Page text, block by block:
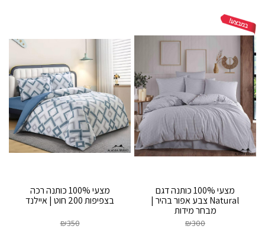
מצעי 100% כותנה דגם
Natural צבע אפור בהיר |
מבחר מידות
₪300
מצעי 100% כותנה רכה
בצפיפות 200 חוט | איילנד
₪350